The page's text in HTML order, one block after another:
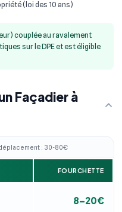
(loi des 10 ans)
couplée au ravalement
sur le DPE et est éligible
Façadier à
déplacement : 30-80€
FOURCHETTE
8–20€